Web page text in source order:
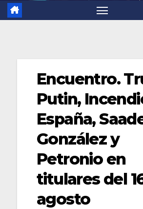
Encuentro.
Putin,
España,
González y
Petronio en
titulares del
agosto